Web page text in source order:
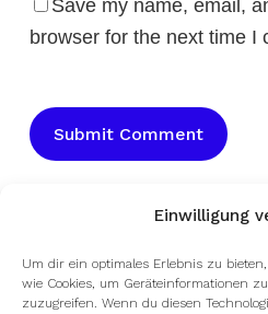
Einwilligung
Um dir ein optimales Erlebnis zu
wie Cookies, um Geräteinformationen
zuzugreifen. Wenn du diesen
Save my name, email,
browser for the next time I